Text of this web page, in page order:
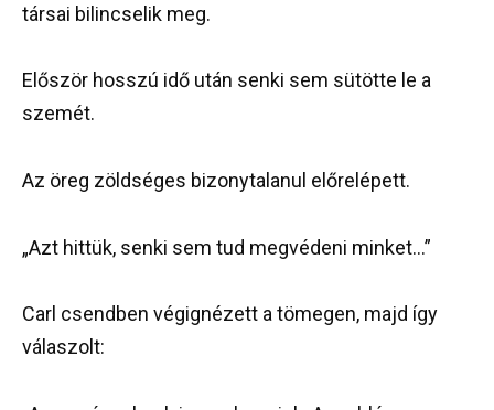
társai bilincselik meg.
Először hosszú idő után senki sem sütötte le a
szemét.
Az öreg zöldséges bizonytalanul előrelépett.
„Azt hittük, senki sem tud megvédeni minket…”
Carl csendben végignézett a tömegen, majd így
válaszolt: